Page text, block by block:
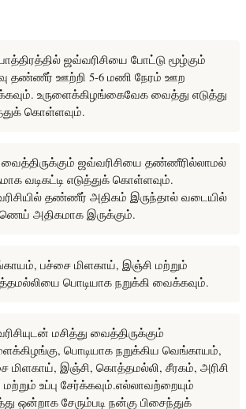
ஜவ்வரிசியை போட்டு மூழ்கும்
தண்ணீர் ஊற்றி 5-6 மணி நேரம் ஊற
உருளைக்கிழங்கைவேக வைத்து எடுத்து
கொள்ளவும்.
ஜவ்வரிசியை தண்ணீரில்லாமல்
வடிகட்டி எடுத்துக் கொள்ளவும்.
தண்ணீர் அதிகம் இருந்தால் வடையில்
அதிகமாக இருக்கும்.
பச்சை மிளகாய், இஞ்சி மற்றும்
பொடியாக நறுக்கி வைக்கவும்.
மசித்து வைத்திருக்கும்
பொடியாக நறுக்கிய வெங்காயம்,
மிளகாய், இஞ்சி, கொத்தமல்லி, சீரகம், அரிசி
மற்றும் உப்பு சேர்க்கவும்.எல்லாவற்றையும்
ஒன்றாக சேரும்படி நன்கு பிசைந்துக்